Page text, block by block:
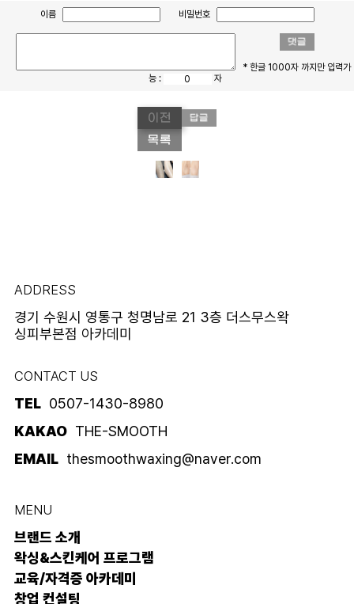
이름 비밀번호
* 한글 1000자 까지만 입력가
능 :
자
ADDRESS
경기 수원시 영통구 청명남로 21 3층 더스무스왁
싱피부본점 아카데미
CONTACT US
TEL 0507-1430-8980
KAKAO THE-SMOOTH
EMAIL thesmoothwaxing@naver.com
MENU
브랜드 소개
왁싱&스킨케어 프로그램
교육/자격증 아카데미
창업 컨설팅